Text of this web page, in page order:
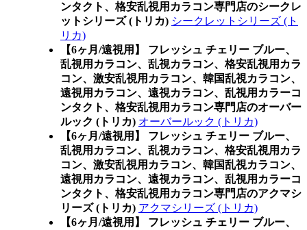
ンタクト、格安乱視用カラコン専門店のシークレ
ットシリーズ (トリカ) シークレットシリーズ (ト
リカ)
【6ヶ月/遠視用】 フレッシュ チェリー ブルー、
乱視用カラコン、乱視カラコン、格安乱視用カラ
コン、激安乱視用カラコン、韓国乱視カラコン、
遠視用カラコン、遠視カラコン、乱視用カラーコ
ンタクト、格安乱視用カラコン専門店のオーバー
ルック (トリカ) オーバールック (トリカ)
【6ヶ月/遠視用】 フレッシュ チェリー ブルー、
乱視用カラコン、乱視カラコン、格安乱視用カラ
コン、激安乱視用カラコン、韓国乱視カラコン、
遠視用カラコン、遠視カラコン、乱視用カラーコ
ンタクト、格安乱視用カラコン専門店のアクマシ
リーズ (トリカ) アクマシリーズ (トリカ)
【6ヶ月/遠視用】 フレッシュ チェリー ブルー、